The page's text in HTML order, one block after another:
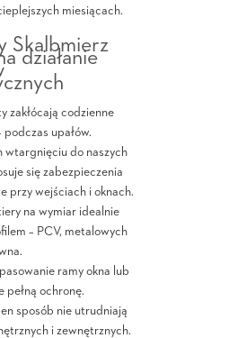
miesiącach.
Skalbmierz
działanie
zakłócają codzienne
upałów.
wtargnięciu do naszych
się zabezpieczenia
przy wejściach i oknach.
na wymiar idealnie
– PCV, metalowych
ramy okna lub
ochronę.
sposób nie utrudniają
i zewnętrznych.